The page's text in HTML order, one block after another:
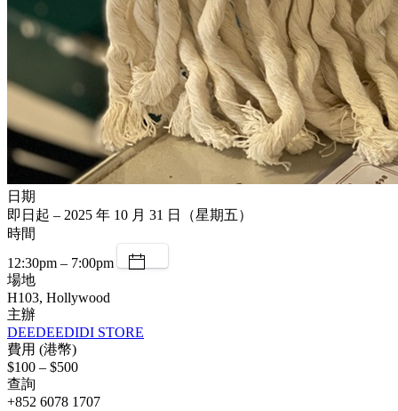
日期
即日起 – 2025 年 10 月 31 日（星期五）
時間
12:30pm – 7:00pm
場地
H103, Hollywood
主辦
DEEDEEDIDI STORE
費用 (港幣)
$100 – $500
查詢
+852 6078 1707